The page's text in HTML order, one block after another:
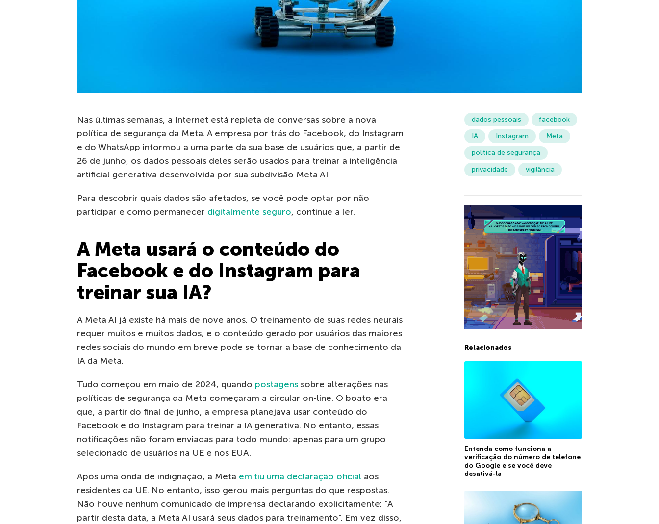
Nas últimas semanas, a Internet está repleta de conversas sobre a nova
política de segurança da Meta. A empresa por trás do Facebook, do Instagram
e do WhatsApp informou a uma parte da sua base de usuários que, a partir de
26 de junho, os dados pessoais deles serão usados para treinar a inteligência
artificial generativa desenvolvida por sua subdivisão Meta AI.
Para descobrir quais dados são afetados, se você pode optar por não
participar e como permanecer digitalmente seguro, continue a ler.
A Meta usará o conteúdo do
Facebook e do Instagram para
treinar sua IA?
A Meta AI já existe há mais de nove anos. O treinamento de suas redes neurais
requer muitos e muitos dados, e o conteúdo gerado por usuários das maiores
redes sociais do mundo em breve pode se tornar a base de conhecimento da
IA da Meta.
Tudo começou em maio de 2024, quando postagens sobre alterações nas
políticas de segurança da Meta começaram a circular on-line. O boato era
que, a partir do final de junho, a empresa planejava usar conteúdo do
Facebook e do Instagram para treinar a IA generativa. No entanto, essas
notificações não foram enviadas para todo mundo: apenas para um grupo
selecionado de usuários na UE e nos EUA.
Após uma onda de indignação, a Meta emitiu uma declaração oficial aos
residentes da UE. No entanto, isso gerou mais perguntas do que respostas.
Não houve nenhum comunicado de imprensa declarando explicitamente: “A
partir desta data, a Meta AI usará seus dados para treinamento”. Em vez disso,
dados pessoais
facebook
IA
Instagram
Meta
política de segurança
privacidade
vigilância
Relacionados
Entenda como funciona a
verificação do número de telefone
do Google e se você deve
desativá-la